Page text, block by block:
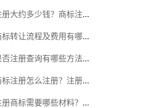
大约多少钱？商标注册
有哪些？
转让流程及费用有哪些
转让所需时间是多久？
注册查询有哪些方法？
？注册怎么注册？注册商
些？
商标需要哪些材料？美